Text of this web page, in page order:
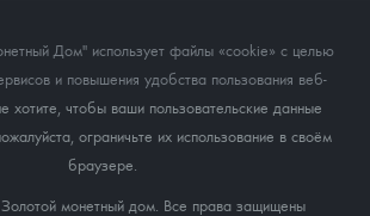
Дом" использует файлы «cookie» с целью
и повышения удобства пользования веб-
хотите, чтобы ваши пользовательские данные
ограничьте их использование в своём
браузере.
монетный дом. Все права защищены